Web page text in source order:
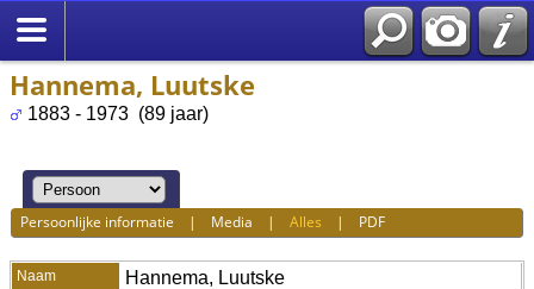
Hannema, Luutske
1883 - 1973 (89 jaar)
Persoonlijke informatie | Media |Alles | PDF
Naam Hannema, Luutske